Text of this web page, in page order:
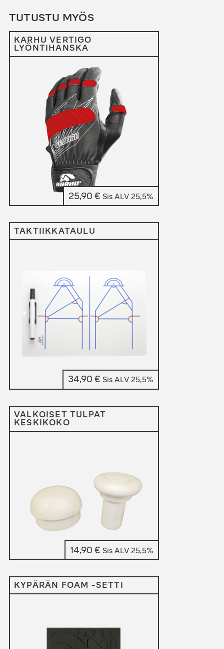
TUTUSTU MYÖS
KARHU VERTIGO
LYÖNTIHANSKA
25,90 € Sis ALV 25,5%
TAKTIIKKATAULU
34,90 € Sis ALV 25,5%
VALKOISET TULPAT
KESKIKOKO
14,90 € Sis ALV 25,5%
KYPÄRÄN FOAM -SETTI